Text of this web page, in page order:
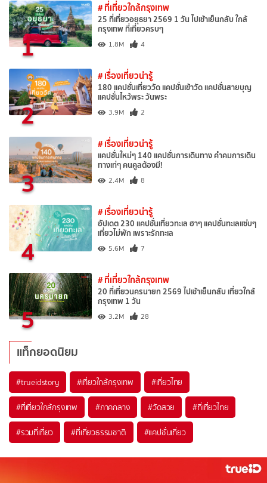
1
# ที่เที่ยวใกล้กรุงเทพ
25 ที่เที่ยวอยุธยา 2569 1 วัน ไปเช้าเย็นกลับ ใกล้
กรุงเทพ ที่เที่ยวครบๆ
1.8M 4
2
# เรื่องเที่ยวน่ารู้
180 แคปชั่นเที่ยววัด แคปชั่นเข้าวัด แคปชั่นสายบุญ
แคปชั่นไหว้พระ วันพระ
3.9M 2
3
# เรื่องเที่ยวน่ารู้
แคปชั่นใหม่ๆ 140 แคปชั่นการเดินทาง คำคมการเดิน
ทางเท่ๆ คนคูลต้องมี!
2.4M 8
4
# เรื่องเที่ยวน่ารู้
อัปเดต 230 แคปชั่นเที่ยวทะเล ฮาๆ แคปชั่นทะเลแซ่บๆ
เที่ยวไม่พัก เพราะรักทะเล
5.6M 7
5
# ที่เที่ยวใกล้กรุงเทพ
20 ที่เที่ยวนครนายก 2569 ไปเช้าเย็นกลับ เที่ยวใกล้
กรุงเทพ 1 วัน
3.2M 28
แท็กยอดนิยม
#trueidstory #เที่ยวใกล้กรุงเทพ #เที่ยวไทย
#ที่เที่ยวใกล้กรุงเทพ #ภาคกลาง #วัดสวย #ที่เที่ยวไทย
#รวมที่เที่ยว #ที่เที่ยวธรรมชาติ #แคปชั่นเที่ยว